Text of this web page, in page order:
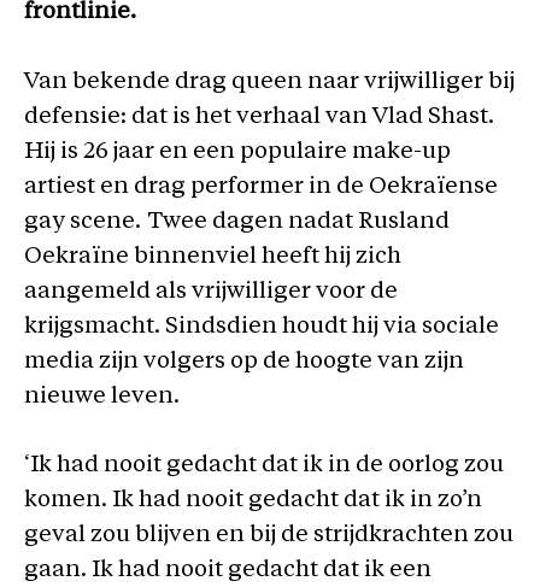
frontlinie.
Van bekende drag queen naar vrijwilliger bij
defensie: dat is het verhaal van Vlad Shast.
Hij is 26 jaar en een populaire make-up
artiest en drag performer in de Oekraïense
gay scene. Twee dagen nadat Rusland
Oekraïne binnenviel heeft hij zich
aangemeld als vrijwilliger voor de
krijgsmacht. Sindsdien houdt hij via sociale
media zijn volgers op de hoogte van zijn
nieuwe leven.
‘Ik had nooit gedacht dat ik in de oorlog zou
komen. Ik had nooit gedacht dat ik in zo’n
geval zou blijven en bij de strijdkrachten zou
gaan. Ik had nooit gedacht dat ik een